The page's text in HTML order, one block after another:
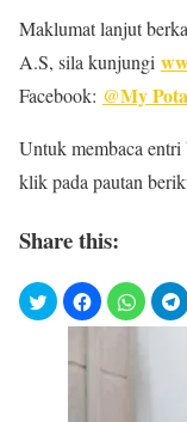
Maklumat lanjut
A.S, sila kunjungi
Facebook: @My
Untuk membaca
klik pada pautan
Share this: